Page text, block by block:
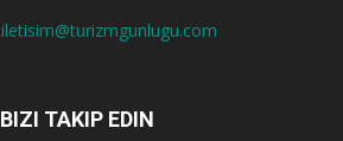
iletisim@turizmgunlugu.com
BIZI TAKIP EDIN